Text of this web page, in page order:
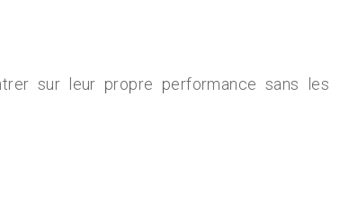
sur leur propre performance sans les